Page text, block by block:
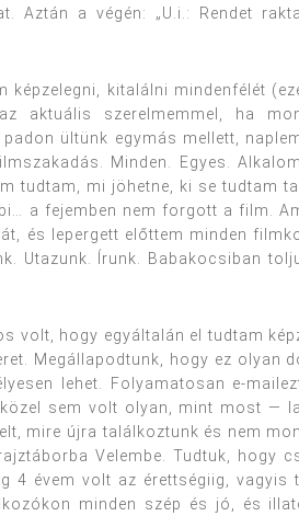
a végén: „U.i.: Rendet
képzelegni, kitalálni mindenfélét
aktuális szerelmemmel, ha
ültünk egymás mellett,
Minden. Egyes.
tudtam, mi jöhetne, ki se tudtam
a fejemben nem forgott a film.
és lepergett előttem minden
Utazunk. Írunk. Babakocsiban
volt, hogy egyáltalán el tudtam
Megállapodtunk, hogy ez olyan
lehet. Folyamatosan e-
sem volt olyan, mint most —
mire újra találkoztunk és nem
Velembe. Tudtuk, hogy
4 évem volt az érettségiig, vagyis
minden szép és jó, és